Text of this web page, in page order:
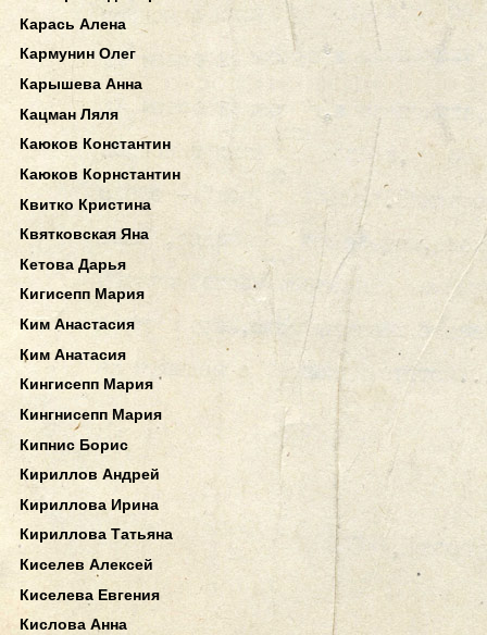
Карась Алена
Кармунин Олег
Карышева Анна
Кацман Ляля
Каюков Константин
Каюков Корнстантин
Квитко Кристина
Квятковская Яна
Кетова Дарья
Кигисепп Мария
Ким Анастасия
Ким Анатасия
Кингисепп Мария
Кингнисепп Мария
Кипнис Борис
Кириллов Андрей
Кириллова Ирина
Кириллова Татьяна
Киселев Алексей
Киселева Евгения
Кислова Анна